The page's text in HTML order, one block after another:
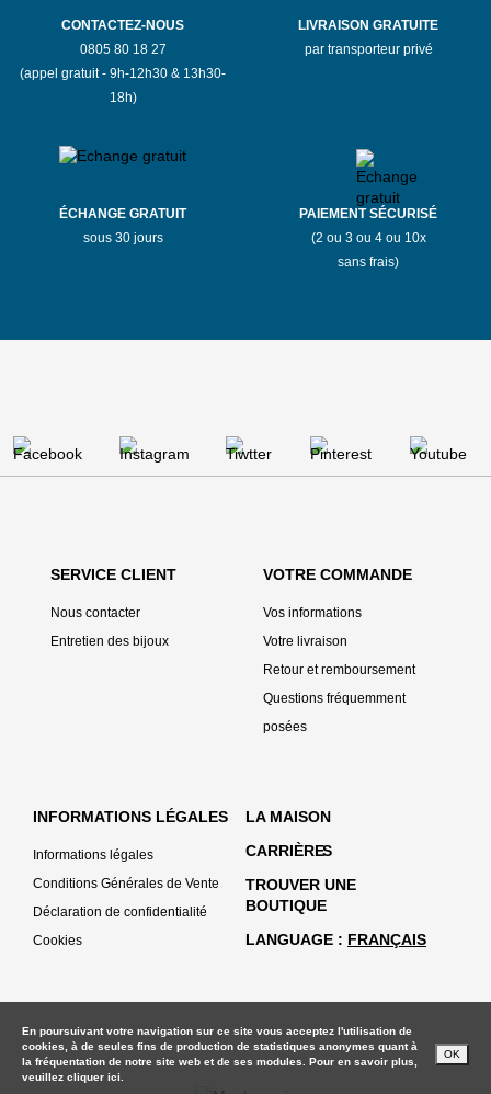
CONTACTEZ-NOUS
0805 80 18 27
(appel gratuit - 9h-12h30 & 13h30-
18h)
LIVRAISON GRATUITE
par transporteur privé
ÉCHANGE GRATUIT
sous 30 jours
PAIEMENT SÉCURISÉ
(2 ou 3 ou 4 ou 10x
sans frais)
SERVICE CLIENT
Nous contacter
Entretien des bijoux
VOTRE COMMANDE
Vos informations
Votre livraison
Retour et remboursement
Questions fréquemment
posées
INFORMATIONS LÉGALES
Informations légales
Conditions Générales de Vente
Déclaration de confidentialité
Cookies
LA MAISON
CARRIÈRES
TROUVER UNE
BOUTIQUE
LANGUAGE
FRANÇAIS
En poursuivant votre navigation sur ce site vous acceptez l'utilisation de
cookies, à de seules fins de production de statistiques anonymes quant à
la fréquentation de notre site web et de ses modules. Pour en savoir plus,
veuillez cliquer ici.
OK